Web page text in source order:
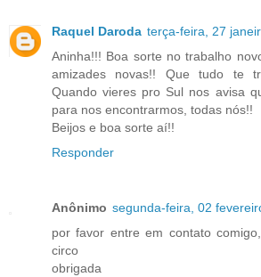
Raquel Daroda terça-feira, 27
Aninha!!! Boa sorte no trabalho
amizades novas!! Que tudo te
Quando vieres pro Sul nos avisa
para nos encontrarmos, todas nós!!
Beijos e boa sorte aí!!
Responder
Anônimo segunda-feira, 02
por favor entre em contato
circo
obrigada